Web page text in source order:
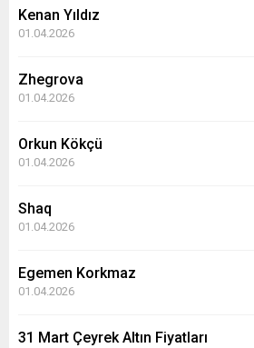
Kenan Yıldız
01.04.2026
Zhegrova
01.04.2026
Orkun Kökçü
01.04.2026
Shaq
01.04.2026
Egemen Korkmaz
01.04.2026
31 Mart Çeyrek Altın Fiyatları